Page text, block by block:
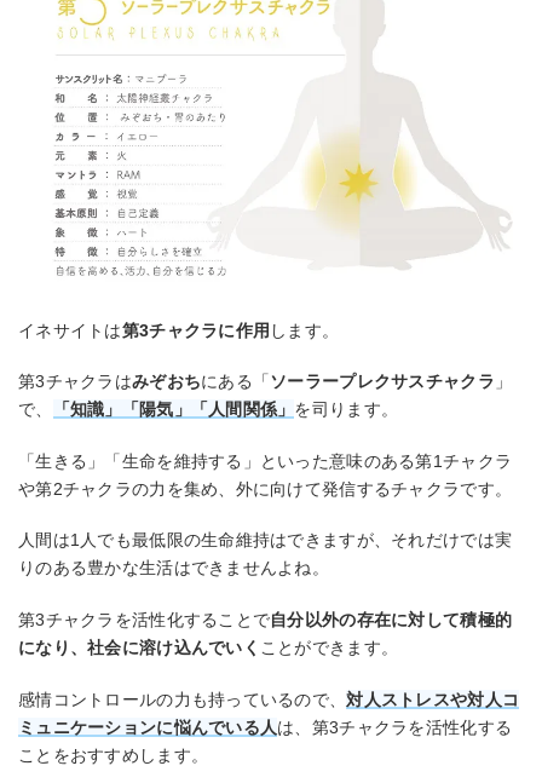
イネサイトは第3チャクラに作用 します。
第3チャクラはみぞおちにある「 ソーラープレクサスチャクラ 」
で、
「知識」「陽気」「人間関係」 を司ります。
「生きる」「生命を維持する」といった意味のある第1チャクラ
や第2チャクラの力を集め、外に向けて発信するチャクラです。
人間は1人でも最低限の生命維持はできますが、それだけでは実
りのある豊かな生活はできませんよね。
第3チャクラを活性化することで自分以外の存在に対して積極的
になり、社会に溶け込んでいく ことができます。
感情コントロールの力も持っているので、対人ストレスや対人コ
ミュニケーションに悩んでいる人は、第3チャクラを活性化する
ことをおすすめします。